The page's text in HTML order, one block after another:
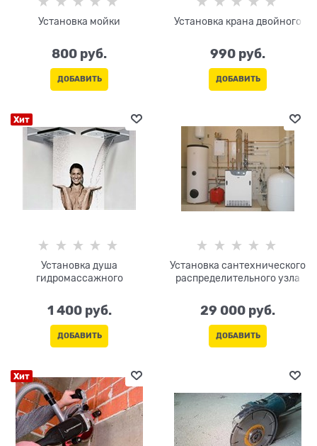
Установка мойки
800 руб.
ДОБАВИТЬ
Установка крана двойного
990 руб.
ДОБАВИТЬ
Хит
Установка душа
гидромассажного
1 400 руб.
ДОБАВИТЬ
Установка сантехнического
распределительного узла
29 000 руб.
ДОБАВИТЬ
Хит